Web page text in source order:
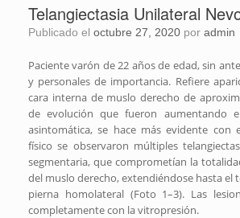
Telangiectasia Unilateral
Publicado el octubre 27, 2020 por admin
Paciente varón de 22 años de edad, sin
y personales de importancia. Refiere
cara interna de muslo derecho de
de evolución que fueron aumentando
asintomática, se hace más evidente con
físico se observaron múltiples
segmentaria, que comprometían la
del muslo derecho, extendiéndose hasta el
pierna homolateral (Foto 1–3). Las
completamente con la vitropresión.